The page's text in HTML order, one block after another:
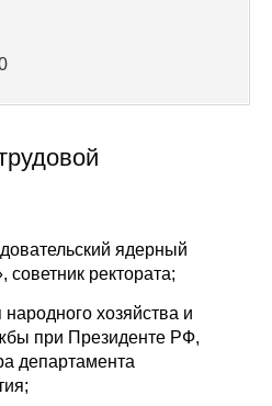
для авторов
оформления
ядерный
ректората;
хозяйства и
при Президенте РФ,
департамента